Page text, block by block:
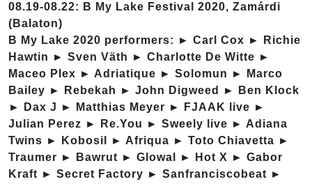
08.19-08.22: B My Lake Festival 2020, Zamárdi
(Balaton)
B My Lake 2020 performers: ► Carl Cox ► Richie
Hawtin ► Sven Väth ► Charlotte De Witte ►
Maceo Plex ► Adriatique ► Solomun ► Marco
Bailey ► Rebekah ► John Digweed ► Ben Klock
► Dax J ► Matthias Meyer ► FJAAK live ►
Julian Perez ► Re.You ► Sweely live ► Adiana
Twins ► Kobosil ► Afriqua ► Toto Chiavetta ►
Traumer ► Bawrut ► Glowal ► Hot X ► Gabor
Kraft ► Secret Factory ► Sanfranciscobeat ►